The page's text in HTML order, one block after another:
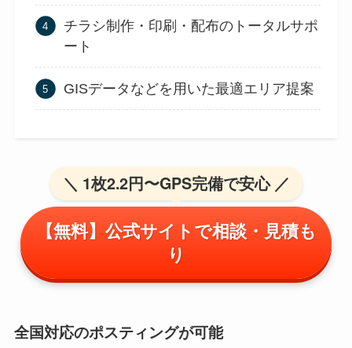
チラシ制作・印刷・配布のトータルサポ
ート
GISデータなどを用いた最適エリア提案
＼ 1枚2.2円〜GPS完備で安心 ／
【無料】公式サイトで相談・見積も
り
全国対応のポスティングが可能